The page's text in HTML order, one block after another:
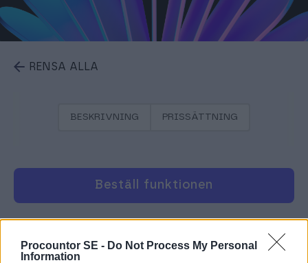
Procountor SE - Do Not Process My Personal
Information
RENSA ALLA
BESKRIVNING PRISSÄTTNING
Beställ funktionen
Beskrivning